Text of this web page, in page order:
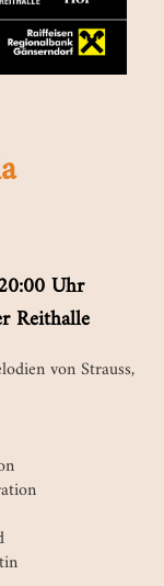
Uhr
Reithalle
von Strauss,